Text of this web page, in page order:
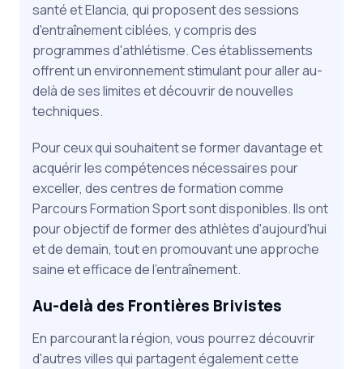
santé et Elancia, qui proposent des sessions
d'entraînement ciblées, y compris des
programmes d'athlétisme. Ces établissements
offrent un environnement stimulant pour aller au-
delà de ses limites et découvrir de nouvelles
techniques.
Pour ceux qui souhaitent se former davantage et
acquérir les compétences nécessaires pour
exceller, des centres de formation comme
Parcours Formation Sport sont disponibles. Ils ont
pour objectif de former des athlètes d'aujourd'hui
et de demain, tout en promouvant une approche
saine et efficace de l'entraînement.
Au-delà des Frontières Brivistes
En parcourant la région, vous pourrez découvrir
d'autres villes qui partagent également cette